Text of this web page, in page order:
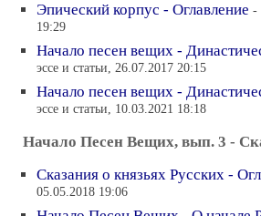
Эпический корпус - Оглавление -
19:29
Начало песен вещих -
эссе и статьи, 26.07.2017 20:15
Начало песен вещих -
эссе и статьи, 10.03.2021 18:18
Начало Песен Вещих, вып. 3 -
Cказания о князьях Русских -
05.05.2018 19:06